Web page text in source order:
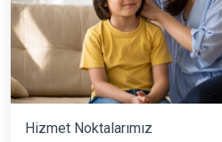
Hizmet Noktalarımız